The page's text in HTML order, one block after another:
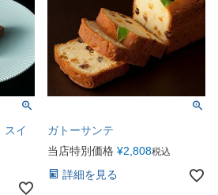
スイ
ガトーサンテ
当店特別価格 ¥2,808税込
詳細を見る